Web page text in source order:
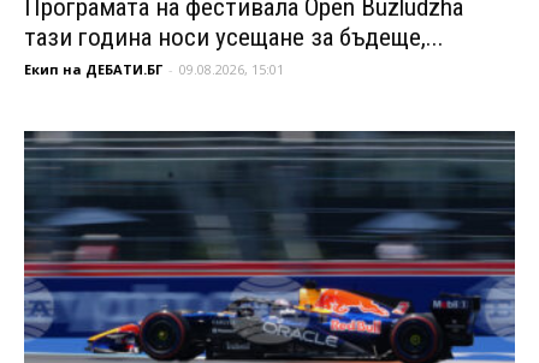
Програмата на фестивала Open Buzludzha
тази година носи усещане за бъдеще,...
Екип на ДЕБАТИ.БГ - 09.08.2026, 15:01